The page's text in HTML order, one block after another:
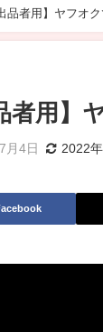
品者用】ヤフオ
者用】
月4日 2022